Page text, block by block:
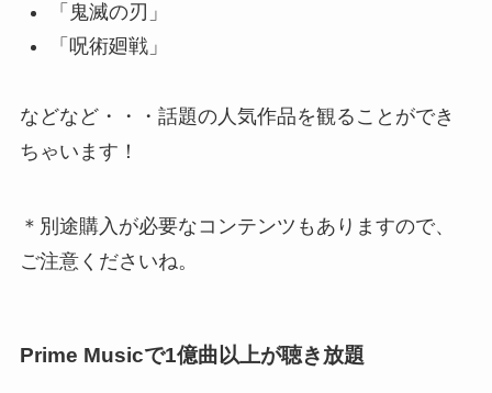
「鬼滅の刃」
「呪術廻戦」
などなど・・・話題の人気作品を観ることができ
ちゃいます！
＊別途購入が必要なコンテンツもありますので、
ご注意くださいね。
Prime Musicで1億曲以上が聴き放題